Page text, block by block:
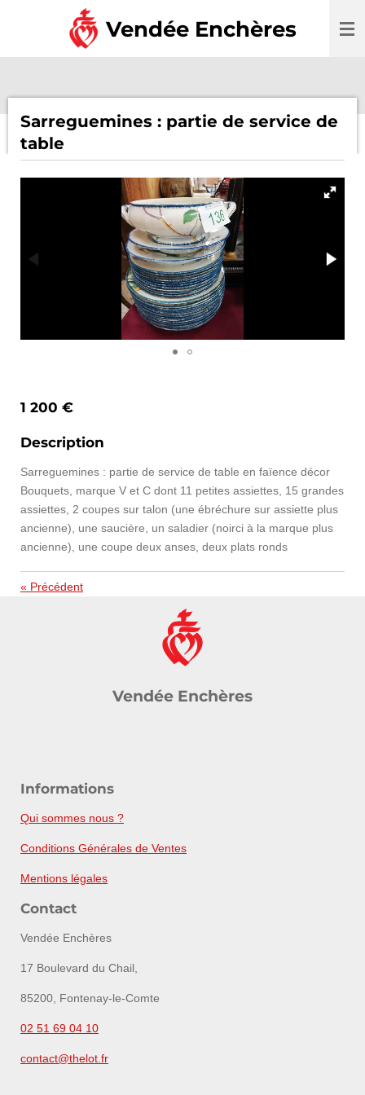
Vendée Enchères
Sarreguemines : partie de service de
table
1 200 €
Description
Sarreguemines : partie de service de table en faïence décor
Bouquets, marque V et C dont 11 petites assiettes, 15 grandes
assiettes, 2 coupes sur talon (une ébréchure sur assiette plus
ancienne), une saucière, un saladier (noirci à la marque plus
ancienne), une coupe deux anses, deux plats ronds
« Précédent
Vendée Enchères
Informations
Qui sommes nous ?
Conditions Générales de Ventes
Mentions légales
Contact
Vendée Enchères
17 Boulevard du Chail,
85200, Fontenay-le-Comte
02 51 69 04 10
contact@thelot.fr